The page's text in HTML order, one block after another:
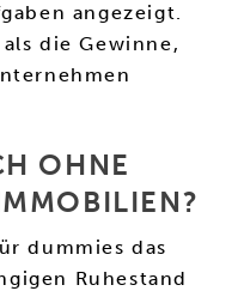
angezeigt.
die Gewinne,
OHNE
dummies das
Ruhestand